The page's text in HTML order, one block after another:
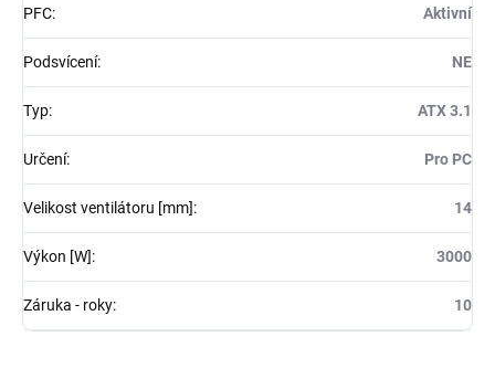
PFC: Aktivní
Podsvícení: NE
Typ: ATX 3.1
Určení: Pro PC
Velikost ventilátoru [mm]: 14
Výkon [W]: 3000
Záruka - roky: 10